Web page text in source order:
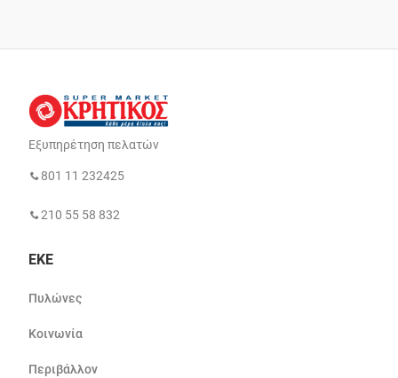
Εξυπηρέτηση πελατών
801 11 232425
210 55 58 832
ΕΚΕ
Πυλώνες
Κοινωνία
Περιβάλλον